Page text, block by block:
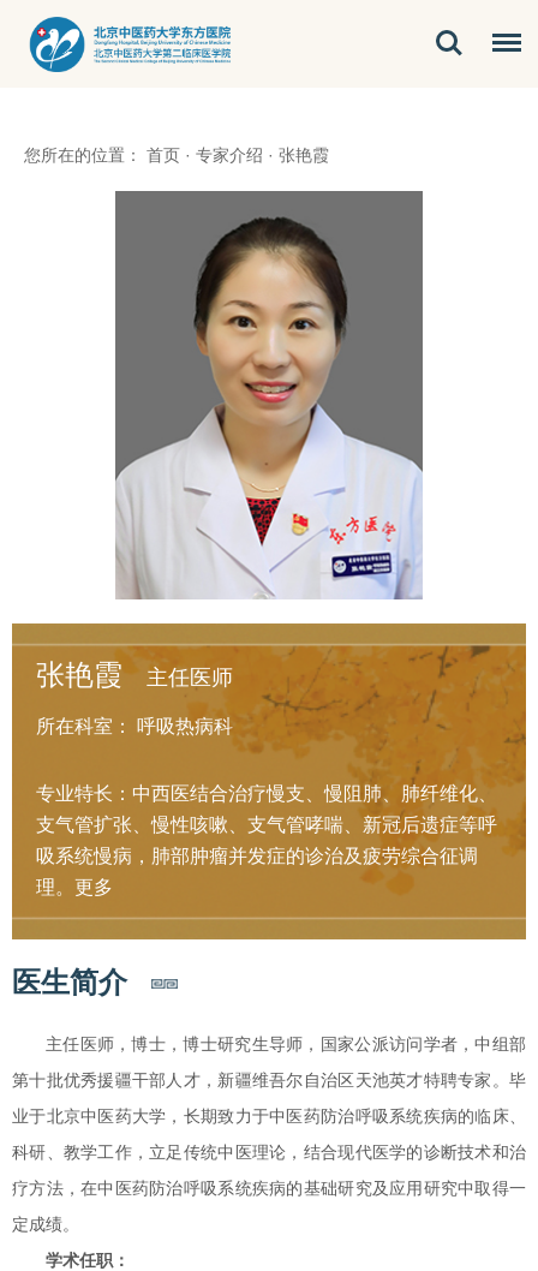
您所在的位置： 首页 · 专家介绍 · 张艳霞
张艳霞 主任医师
所在科室： 呼吸热病科
专业特长：中西医结合治疗慢支、慢阻肺、肺纤维化、
支气管扩张、慢性咳嗽、支气管哮喘、新冠后遗症等呼
吸系统慢病，肺部肿瘤并发症的诊治及疲劳综合征调
理。 更多
医生简介
主任医师，博士，博士研究生导师，国家公派访问学者，中组部
第十批优秀援疆干部人才，新疆维吾尔自治区天池英才特聘专家。毕
业于北京中医药大学，长期致力于中医药防治呼吸系统疾病的临床、
科研、教学工作，立足传统中医理论，结合现代医学的诊断技术和治
疗方法，在中医药防治呼吸系统疾病的基础研究及应用研究中取得一
定成绩。
学术任职：